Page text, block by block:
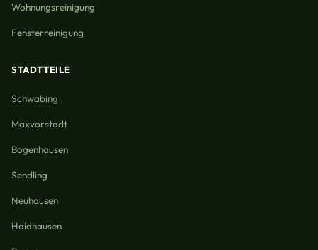
Wohnungsreinigung
Fensterreinigung
STADTTEILE
Schwabing
Maxvorstadt
Bogenhausen
Sendling
Neuhausen
Haidhausen